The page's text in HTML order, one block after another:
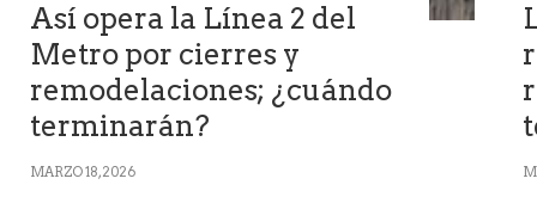
Así opera la Línea 2 del
Metro por cierres y
remodelaciones; ¿cuándo
terminarán?
MARZO 18, 2026